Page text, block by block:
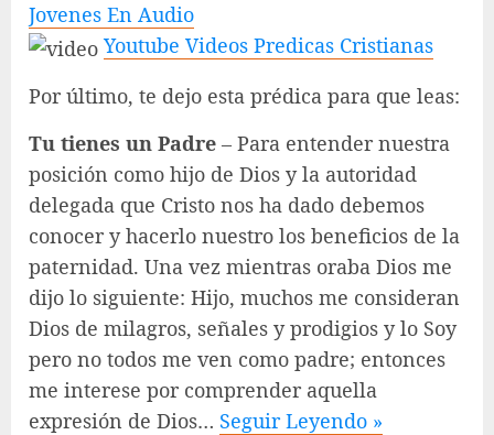
Jovenes En Audio
Youtube Videos Predicas Cristianas
Por último, te dejo esta prédica para que leas:
Tu tienes un Padre – Para entender nuestra
posición como hijo de Dios y la autoridad
delegada que Cristo nos ha dado debemos
conocer y hacerlo nuestro los beneficios de la
paternidad. Una vez mientras oraba Dios me
dijo lo siguiente: Hijo, muchos me consideran
Dios de milagros, señales y prodigios y lo Soy
pero no todos me ven como padre; entonces
me interese por comprender aquella
expresión de Dios… Seguir Leyendo »